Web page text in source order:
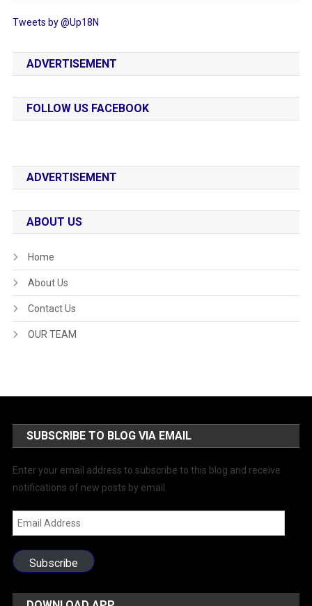
Tweets by @Up18N
ADVERTISEMENT
FOLLOW US FACEBOOK
ADVERTISEMENT
ABOUT US
Home
About Us
Contact Us
OUR TEAM
SUBSCRIBE TO BLOG VIA EMAIL
Enter your email address to subscribe to this blog and receive
notifications of new posts by email.
Email
Address
Subscribe